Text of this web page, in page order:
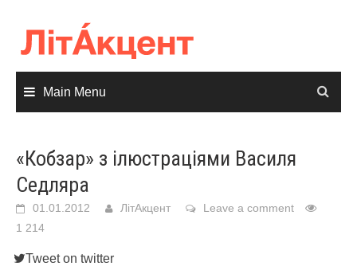
content
Main Menu
«Кобзар» з ілюстраціями Василя
Седляра
01.01.2012 ЛітАкцент
Leave a comment
1 214
Tweet on twitter